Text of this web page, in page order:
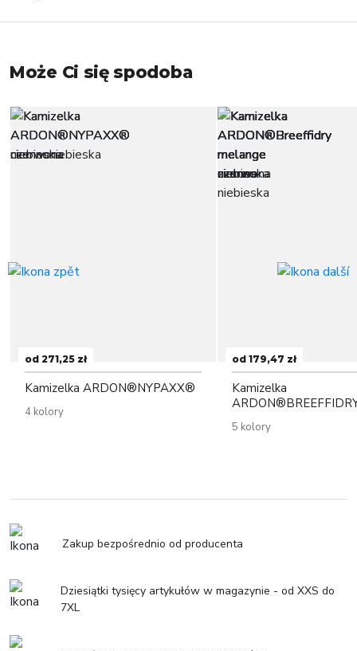
Może Ci się spodoba
od 271,25 zł
Kamizelka ARDON®NYPAXX®
4 kolory
od 179,47 zł
Kamizelka
5 kolory
Zakup bezpośrednio od producenta
Dziesiątki tysięcy artykułów w magazynie - od XXS do
7XL